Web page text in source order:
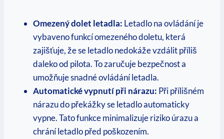
Omezený dolet letadla: Letadlo na ovládání je
vybaveno funkcí omezeného doletu, která
zajišťuje, že se letadlo nedokáže vzdálit příliš
daleko od pilota. To zaručuje bezpečnost a
umožňuje snadné ovládání letadla.
Automatické vypnutí při nárazu: Při přílišném
nárazu do překážky se letadlo automaticky
vypne. Tato funkce minimalizuje riziko úrazu a
chrání letadlo před poškozením.